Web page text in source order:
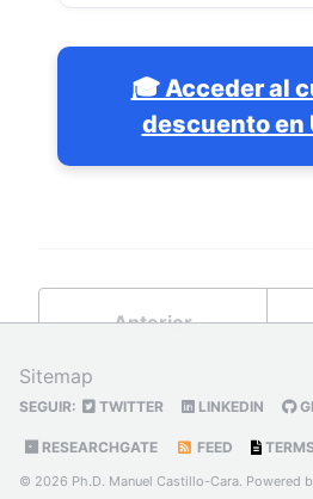
🎓 Acceder al
descuento en
Anterior
Sitemap
SEGUIR: TWITTER LINKEDIN
RESEARCHGATE FEED
© 2026 Ph.D. Manuel Castillo-Cara. Powered